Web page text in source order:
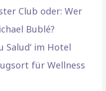
Club oder: Wer
Bublé?
Salud‘ im Hotel
für Wellness